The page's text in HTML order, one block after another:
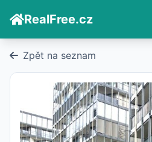
RealFree.cz
Zpět na seznam